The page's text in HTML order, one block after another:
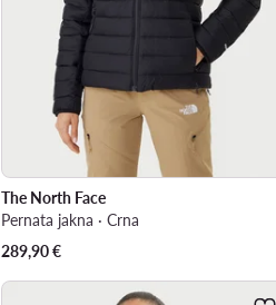
The North Face
Pernata jakna · Crna
289,90€